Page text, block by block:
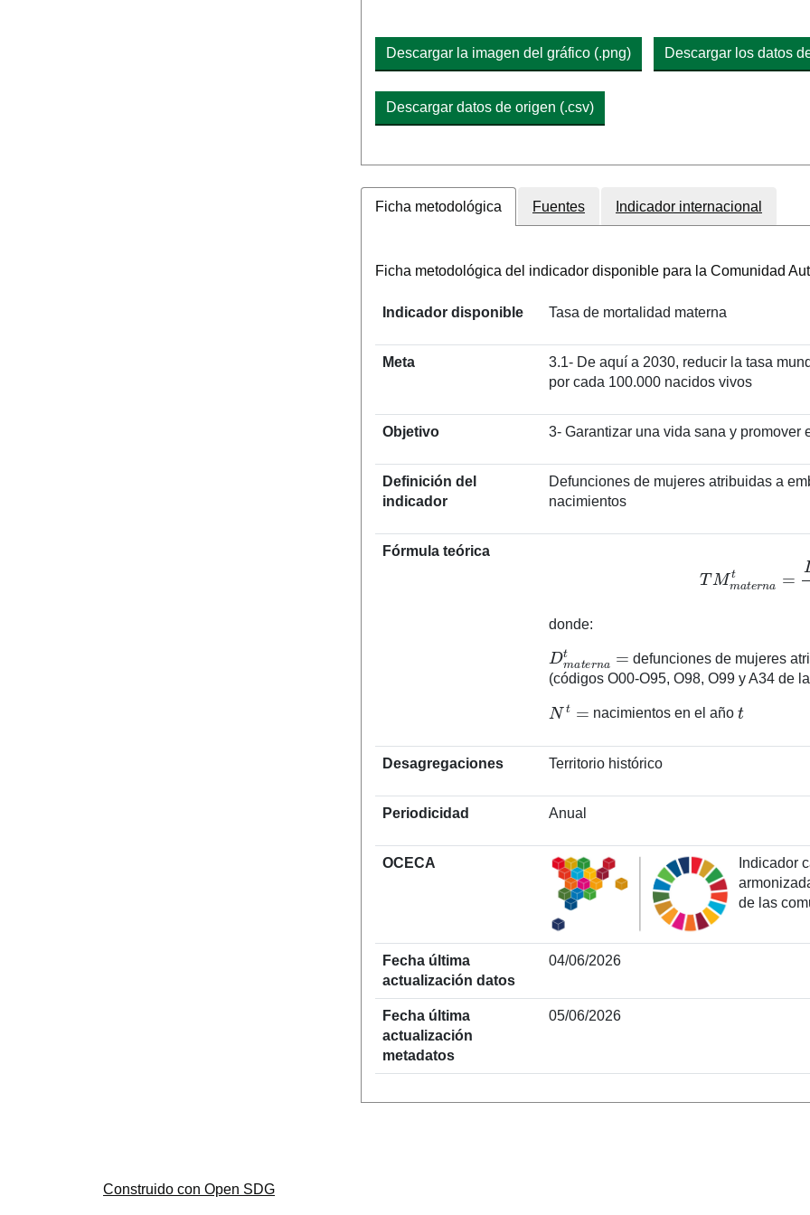
Descargar la imagen del gráfico (.png) Descargar los datos
Descargar datos de origen (.csv)
Ficha metodológica Fuentes Indicador internacional
Ficha metodológica del indicador disponible para la Comunidad
Indicador disponible Tasa de mortalidad materna
Meta
3.1- De aquí a 2030, reducir la tasa
por cada 100.000 nacidos vivos
Objetivo 3- Garantizar una vida sana y
Definición del
indicador
Defunciones de mujeres atribuidas a
nacimientos
Fórmula teórica
donde:
Dm =
defunciones de mujeres
(códigos O00-O95, O98, O99 y A34 de
Nt=
nacimientos en el año
t
Desagregaciones Territorio histórico
Periodicidad Anual
OCECA
Indicador
de las
Fecha última
actualización datos
04/06/2026
Fecha última
actualización
metadatos
05/06/2026
Construido con Open SDG